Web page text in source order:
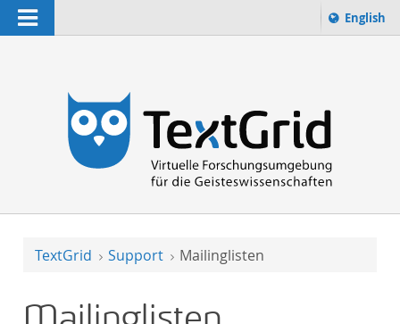
Navigation
zur Suche
Sprache
English
TextGrid Support Mailinglisten